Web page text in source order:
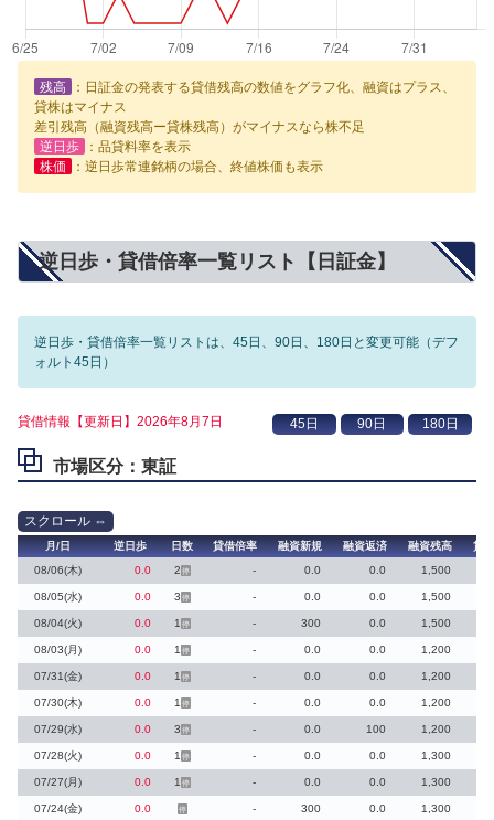
残高
：日証金の発表する貸借残高の数値をグラフ化、融資はプラス、
貸株はマイナス
差引残高（融資残高ー貸株残高）がマイナスなら株不足
逆日歩
：品貸料率を表示
株価
：逆日歩常連銘柄の場合、終値株価も表示
逆日歩・貸借倍率一覧リスト【日証金】
逆日歩・貸借倍率一覧リストは、45日、90日、180日と変更可能（デフ
ォルト45日）
貸借情報【更新日】2026年8月7日
市場区分：東証
月/日 逆日歩 日数 貸借倍率 融資新規 融資返済 融資残高
貸
08/06(木)
0.0 2 停 - 0.0 0.0 1,500
08/05(水) 0.0 3 停 - 0.0 0.0 1,500
08/04(火) 0.0 1 停 - 300 0.0 1,500
08/03(月) 0.0 1 停 - 0.0 0.0 1,200
07/31(金) 0.0 1 停 - 0.0 0.0 1,200
07/30(木) 0.0 1 停 - 0.0 0.0 1,200
07/29(水) 0.0 3 停 - 0.0 100 1,200
07/28(火) 0.0 1 停 - 0.0 0.0 1,300
07/27(月) 0.0 1 停 - 0.0 0.0 1,300
07/24(金) 0.0 停 - 300 0.0 1,300